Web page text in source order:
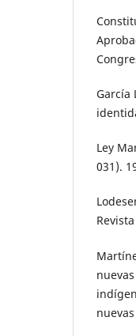
García
Ley
031).